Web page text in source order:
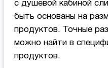
с душевой кабиной
быть основаны на
продуктов. Точные
можно найти в
продуктов.